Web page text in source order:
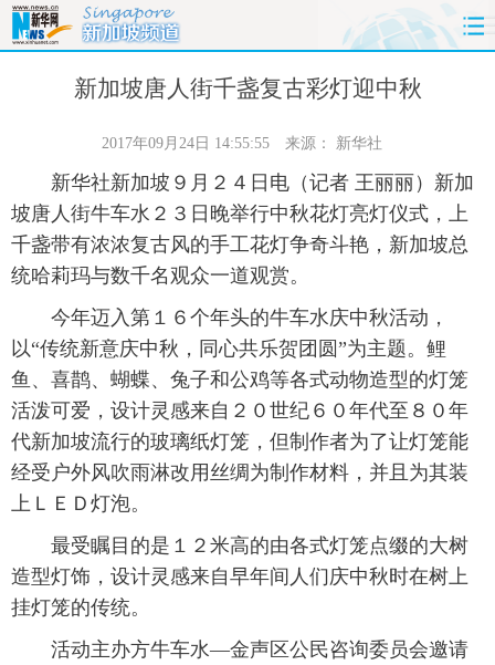
首页 时政 国际 财经
体育 人事
时尚 思客 地方 法治
港澳 台湾 华人 汽车
科技 能源 房产 公司
图片 视频 彩票 食品
旅游 健康 信息化 数据
金融 公益 军事 无人机
富媒体 新华广播
新华电视中文 新华电视英文 返回PC
新加坡唐人街千盏复古彩灯迎中秋
2017年09月24日 14:55:55 来源： 新华社
新华社新加坡９月２４日电（记者 王丽丽）新加
坡唐人街牛车水２３日晚举行中秋花灯亮灯仪式，上
千盏带有浓浓复古风的手工花灯争奇斗艳，新加坡总
统哈莉玛与数千名观众一道观赏。
今年迈入第１６个年头的牛车水庆中秋活动，
以“传统新意庆中秋，同心共乐贺团圆”为主题。鲤
鱼、喜鹊、蝴蝶、兔子和公鸡等各式动物造型的灯笼
活泼可爱，设计灵感来自２０世纪６０年代至８０年
代新加坡流行的玻璃纸灯笼，但制作者为了让灯笼能
经受户外风吹雨淋改用丝绸为制作材料，并且为其装
上ＬＥＤ灯泡。
最受瞩目的是１２米高的由各式灯笼点缀的大树
造型灯饰，设计灵感来自早年间人们庆中秋时在树上
挂灯笼的传统。
活动主办方牛车水—金声区公民咨询委员会邀请